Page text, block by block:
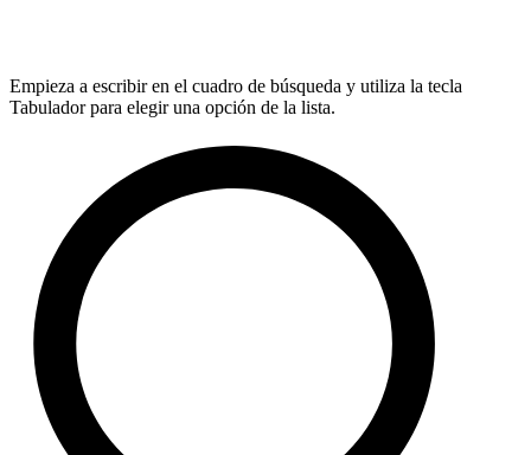
Empieza a escribir en el cuadro de búsqueda y utiliza la tecla
Tabulador para elegir una opción de la lista.